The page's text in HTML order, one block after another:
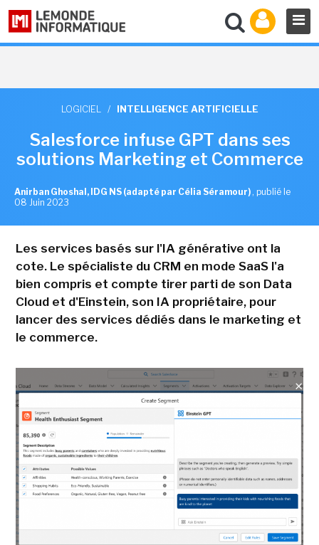
LOGICIEL / INTELLIGENCE ARTIFICIELLE
Salesforce infuse GPT dans ses
solutions Marketing et Commerce
Anirban Ghoshal, IDG NS (adapté par Célia Séramour) , publié le
08 Juin 2023
Les services basés sur l'IA générative ont la
cote. Le spécialiste du CRM en mode SaaS l'a
bien compris et compte tirer parti de son Data
Cloud et d'Einstein, son IA propriétaire, pour
lancer des services dédiés dans le marketing et
le commerce.